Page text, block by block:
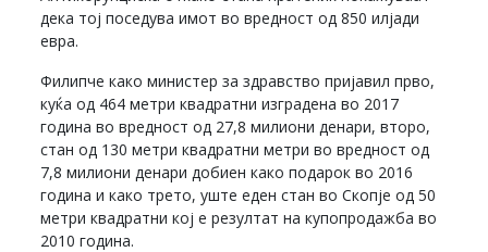
дека тој поседува имот во вредност од 850 илјади
евра.
Филипче како министер за здравство пријавил прво,
куќа од 464 метри квадратни изградена во 2017
година во вредност од 27,8 милиони денари, второ,
стан од 130 метри квадратни метри во вредност од
7,8 милиони денари добиен како подарок во 2016
година и како трето, уште еден стан во Скопје од 50
метри квадратни кој е резултат на купопродажба во
2010 година.